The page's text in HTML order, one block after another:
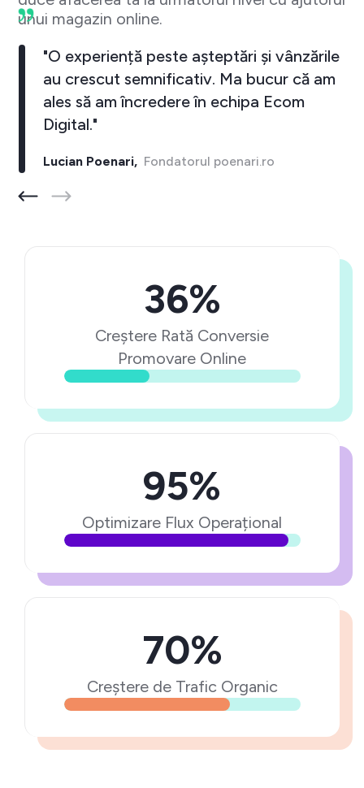
unui magazin online.
"O experiență peste așteptări și vânzările
au crescut semnificativ. Ma bucur că am
ales să am încredere în echipa Ecom
Digital."
Lucian Poenari,Fondatorul poenari.ro
36%
Creștere Rată Conversie
Promovare Online
95%
Optimizare Flux Operațional
70%
Creștere de Trafic Organic